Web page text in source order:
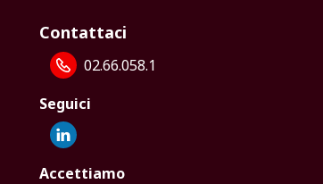
Contattaci
02.66.058.1
Seguici
Accettiamo